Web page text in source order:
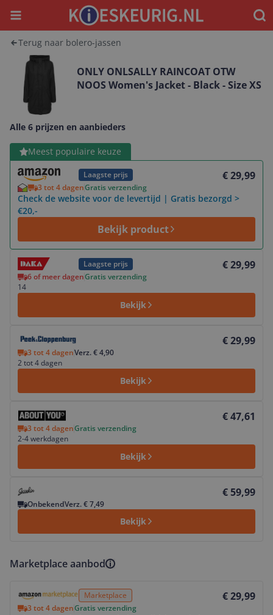
Menu
Terug naar bolero-jassen
ONLY ONLSALLY RAINCOAT OTW
NOOS Women's Jacket - Black - Size XS
Alle 6 prijzen en aanbieders
Meest populaire keuze
Laagste prijs € 29,99
3 tot 4 dagenGratis verzending
Check de website voor de levertijd | Gratis bezorgd >
€20,-
Bekijk product
Bekijk product
Laagste prijs € 29,99
6 of meer dagenGratis verzending
14
Bekijk
Bekijk product
€ 29,99
3 tot 4 dagenVerz. € 4,90
2 tot 4 dagen
Bekijk
€ 47,61
3 tot 4 dagenGratis verzending
2-4 werkdagen
Bekijk
Bekijk product
€ 59,99
OnbekendVerz. € 7,49
Bekijk
Bekijk product
Marketplace aanbod
Marketplace € 29,99
3 tot 4 dagenGratis verzending